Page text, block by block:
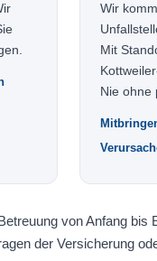
Wir
Mit
Nie ohne
von Anfang bis
der Versicherung